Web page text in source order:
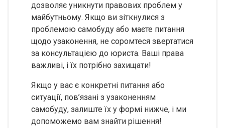
дозволяє уникнути правових проблем у
майбутньому. Якщо ви зіткнулися з
проблемою самобуду або маєте питання
щодо узаконення, не соромтеся звертатися
за консультацією до юриста. Ваші права
важливі, і їх потрібно захищати!
Якщо у вас є конкретні питання або
ситуації, пов’язані з узаконенням
самобуду, залиште їх у формі нижче, і ми
допоможемо вам знайти рішення!